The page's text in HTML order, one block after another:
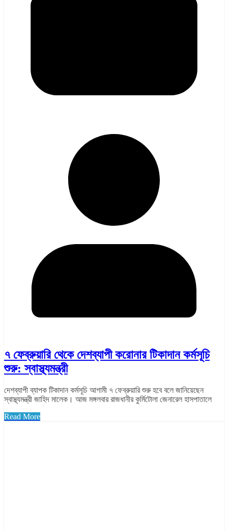
৭ ফেব্রুয়ারি থেকে দেশব্যাপী করোনার টিকাদান কর্মসূচি
শুরু: স্বাস্থ্যমন্ত্রী
দেশব্যাপী ব্যাপক টিকাদান কর্মসূচি আগামী ৭ ফেব্রুয়ারি শুরু হবে বলে জানিয়েছেন
স্বাস্থ্যমন্ত্রী জাহিদ মালেক। আজ মঙ্গলবার রাজধানীর কুর্মিটোলা জেনারেল হাসপাতালে
Read More